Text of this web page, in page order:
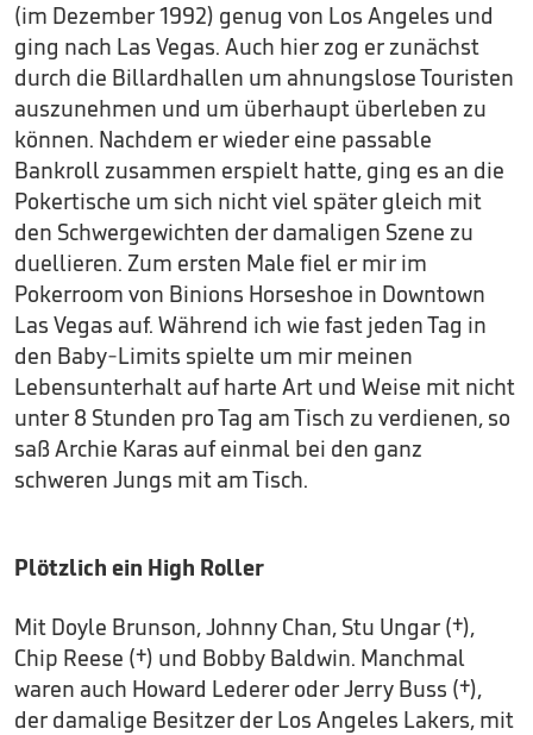
(im Dezember 1992) genug von Los Angeles und
ging nach Las Vegas. Auch hier zog er zunächst
durch die Billardhallen um ahnungslose Touristen
auszunehmen und um überhaupt überleben zu
können. Nachdem er wieder eine passable
Bankroll zusammen erspielt hatte, ging es an die
Pokertische um sich nicht viel später gleich mit
den Schwergewichten der damaligen Szene zu
duellieren. Zum ersten Male fiel er mir im
Pokerroom von Binions Horseshoe in Downtown
Las Vegas auf. Während ich wie fast jeden Tag in
den Baby-Limits spielte um mir meinen
Lebensunterhalt auf harte Art und Weise mit nicht
unter 8 Stunden pro Tag am Tisch zu verdienen, so
saß Archie Karas auf einmal bei den ganz
schweren Jungs mit am Tisch.
Plötzlich ein High Roller
Mit Doyle Brunson, Johnny Chan, Stu Ungar (†),
Chip Reese (†) und Bobby Baldwin. Manchmal
waren auch Howard Lederer oder Jerry Buss (†),
der damalige Besitzer der Los Angeles Lakers, mit